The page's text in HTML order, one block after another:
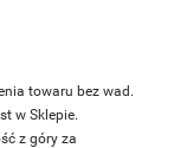
towaru bez wad.
w Sklepie.
z góry za